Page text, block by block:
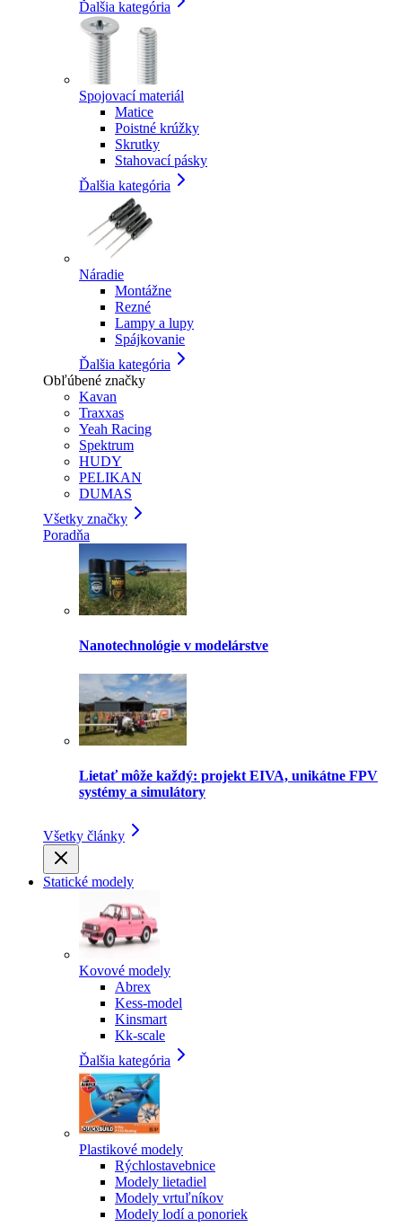
Ďalšia kategória
Spojovací materiál
Matice
Poistné krúžky
Skrutky
Stahovací pásky
Ďalšia kategória
Náradie
Montážne
Rezné
Lampy a lupy
Spájkovanie
Ďalšia kategória
Obľúbené značky
Kavan
Traxxas
Yeah Racing
Spektrum
HUDY
PELIKAN
DUMAS
Všetky značky
Poradňa
Nanotechnológie v modelárstve
Lietať môže každý: projekt EIVA, unikátne FPV
systémy a simulátory
Všetky články
Statické modely
Kovové modely
Abrex
Kess-model
Kinsmart
Kk-scale
Ďalšia kategória
Plastikové modely
Rýchlostavebnice
Modely lietadiel
Modely vrtuľníkov
Modely lodí a ponoriek